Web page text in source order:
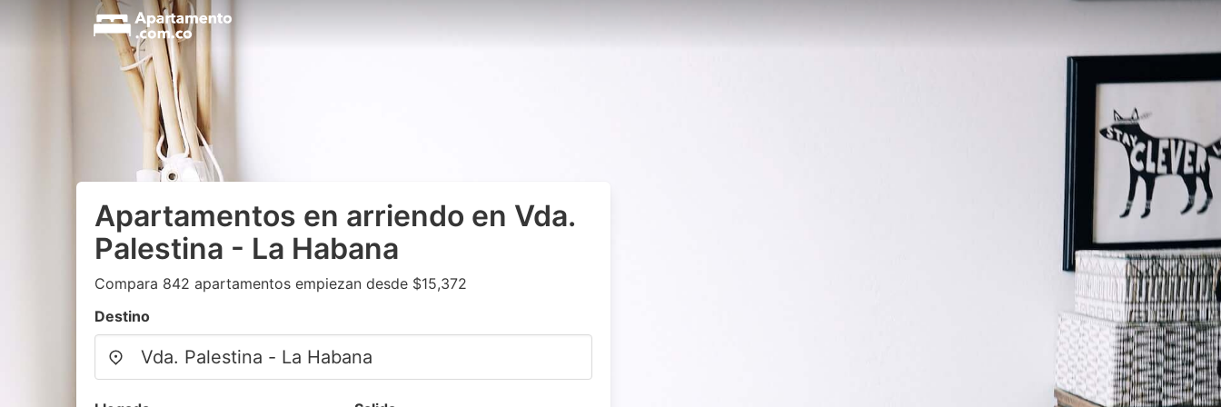
Apartamentos en arriendo en Vda.
Palestina - La Habana
Compara 842 apartamentos empiezan desde $15,372
Destino